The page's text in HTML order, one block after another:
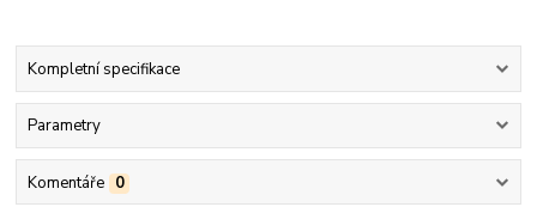
Kompletní specifikace
Parametry
Komentáře 0